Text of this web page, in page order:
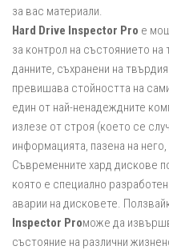
за вас материали.
Hard Drive Inspector Pro е
за контрол на състоянието
данните, съхранени на
превишава стойността на
един от най-ненадеждните
излезе от строя (което се
информацията, пазена на
Съвременните хард дискове
която е специално
аварии на дисковете.
Inspector Proможе да
състояние на различни